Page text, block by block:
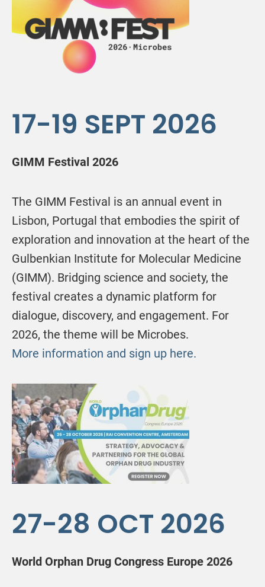
17-19 SEPT 2026
GIMM Festival 2026
The GIMM Festival is an annual event in
Lisbon, Portugal that embodies the spirit of
exploration and innovation at the heart of the
Gulbenkian Institute for Molecular Medicine
(GIMM). Bridging science and society, the
festival creates a dynamic platform for
dialogue, discovery, and engagement. For
2026, the theme will be Microbes.
More information and sign up here.
27-28 OCT 2026
World Orphan Drug Congress Europe 2026